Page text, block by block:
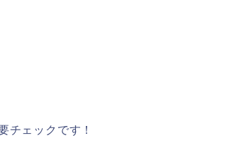
チェックです！